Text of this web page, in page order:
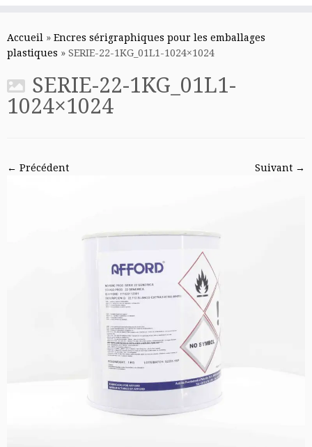
content
Accueil » Encres sérigraphiques pour les emballages
plastiques » SERIE-22-1KG_01L1-1024×1024
SERIE-22-1KG_01L1-
1024×1024
← Précédent Suivant →